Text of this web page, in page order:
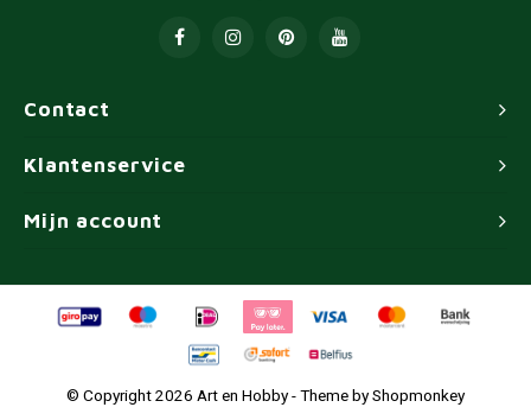
Contact
Klantenservice
Mijn account
© Copyright 2026 Art en Hobby - Theme byShopmonkey